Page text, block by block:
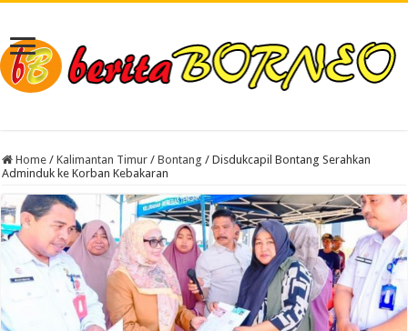
Home / Kalimantan Timur / Bontang / Disdukcapil Bontang Serahkan
Adminduk ke Korban Kebakaran